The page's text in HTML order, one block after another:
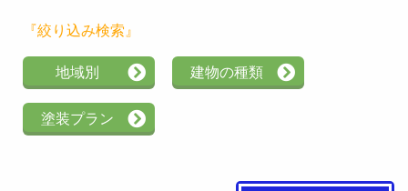
『絞り込み検索』
地域別 建物の種類
塗装プラン